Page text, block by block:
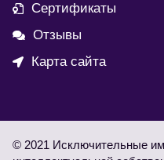
Сертификаты
Отзывы
Карта сайта
© 2021 Исключительные